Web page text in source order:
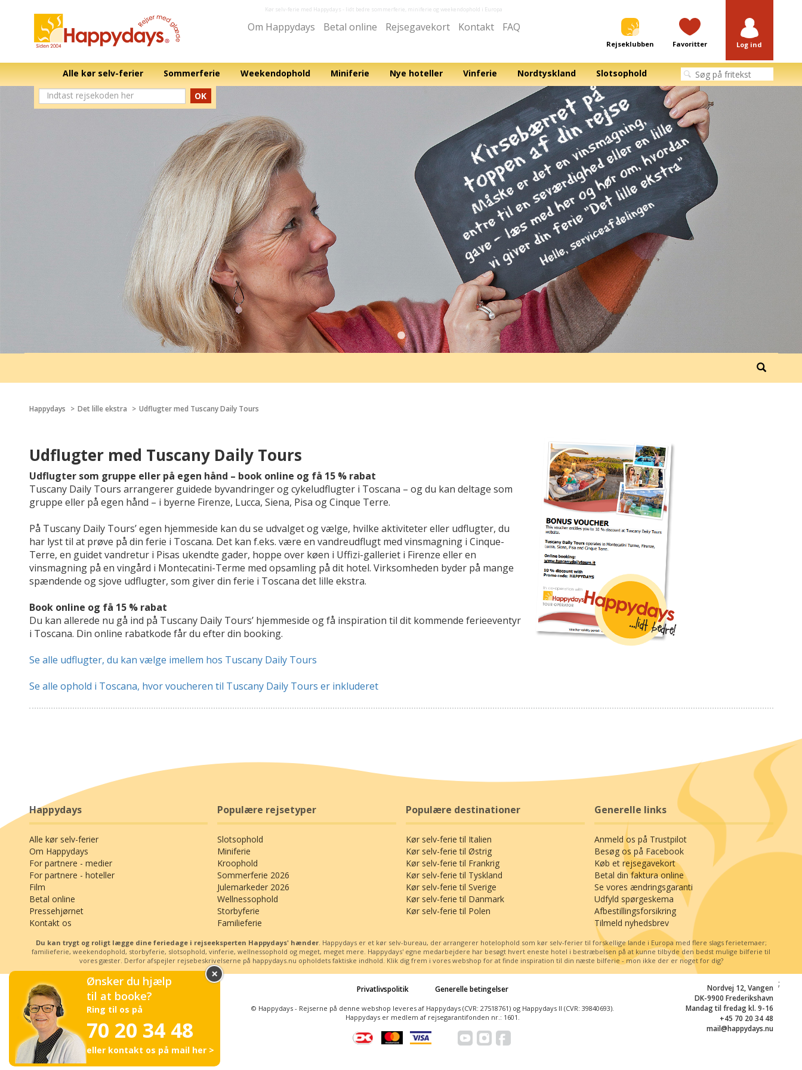
Kør selv-ferie med Happydays - lidt bedre sommerferie, miniferie og weekendophold i Europa
Om Happydays Betal online Rejsegavekort Kontakt FAQ
Rejseklubben Favoritter Log ind
Alle kør selv-ferier Sommerferie Weekendophold Miniferie Nye hoteller Vinferie Nordtyskland
Slotsophold
OK
Happydays Det lille ekstra Udflugter med Tuscany Daily Tours
Udflugter med Tuscany Daily Tours
Udflugter som gruppe eller på egen hånd – book online og få 15 % rabat
Tuscany Daily Tours arrangerer guidede byvandringer og cykeludflugter i Toscana – og du kan deltage som
gruppe eller på egen hånd – i byerne Firenze, Lucca, Siena, Pisa og Cinque Terre.
På Tuscany Daily Tours’ egen hjemmeside kan du se udvalget og vælge, hvilke aktiviteter eller udflugter, du
har lyst til at prøve på din ferie i Toscana. Det kan f.eks. være en vandreudflugt med vinsmagning i Cinque-
Terre, en guidet vandretur i Pisas ukendte gader, hoppe over køen i Uffizi-galleriet i Firenze eller en
vinsmagning på en vingård i Montecatini-Terme med opsamling på dit hotel. Virksomheden byder på mange
spændende og sjove udflugter, som giver din ferie i Toscana det lille ekstra.
Book online og få 15 % rabat
Du kan allerede nu gå ind på Tuscany Daily Tours’ hjemmeside og få inspiration til dit kommende ferieeventyr
i Toscana. Din online rabatkode får du efter din booking.
Se alle udflugter, du kan vælge imellem hos Tuscany Daily Tours
Se alle ophold i Toscana, hvor voucheren til Tuscany Daily Tours er inkluderet
×
Ønsker du hjælp
til at booke?
Ring til os på
70 20 34 48
eller kontakt os på mail her >
Happydays
Alle kør selv-ferier
Om Happydays
For partnere - medier
For partnere - hoteller
Film
Betal online
Pressehjørnet
Kontakt os
Populære rejsetyper
Slotsophold
Miniferie
Kroophold
Sommerferie 2026
Julemarkeder 2026
Wellnessophold
Storbyferie
Familieferie
Populære destinationer
Kør selv-ferie til Italien
Kør selv-ferie til Østrig
Kør selv-ferie til Frankrig
Kør selv-ferie til Tyskland
Kør selv-ferie til Sverige
Kør selv-ferie til Danmark
Kør selv-ferie til Polen
Generelle links
Anmeld os på Trustpilot
Besøg os på Facebook
Køb et rejsegavekort
Betal din faktura online
Se vores ændringsgaranti
Udfyld spørgeskema
Afbestillingsforsikring
Tilmeld nyhedsbrev
Du kan trygt og roligt lægge dine feriedage i rejseeksperten Happydays' hænder. Happydays er et kør selv-bureau, der arrangerer hotelophold som kør selv-ferier til forskellige lande i Europa med flere slags ferietemaer;
familieferie, weekendophold, storbyferie, slotsophold, vinferie, wellnessophold og meget, meget mere. Happydays' egne medarbejdere har besøgt hvert eneste hotel i bestræbelsen på at kunne tilbyde den bedst mulige bilferie til
vores gæster. Derfor afspejler rejsebeskrivelserne på happydays.nu opholdets faktiske indhold. Klik dig frem i vores webshop for at finde inspiration til din næste bilferie - mon ikke der er noget for dig?
Nordvej 12, Vangen
DK-9900 Frederikshavn
Mandag til fredag kl. 9-16
+45 70 20 34 48
mail@happydays.nu
Privatlivspolitik Generelle betingelser
© Happydays - Rejserne på denne webshop leveres af Happydays (CVR: 27518761) og Happydays II (CVR: 39840693).
Happydays er medlem af rejsegarantifonden nr.: 1601.
;